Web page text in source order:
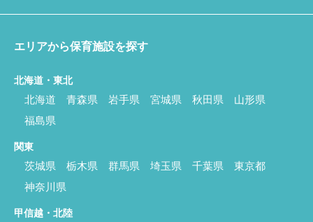
エリアから保育施設を探す
北海道・東北
北海道 青森県 岩手県 宮城県 秋田県
山形県
福島県
関東
茨城県 栃木県 群馬県 埼玉県 千葉県
東京都
神奈川県
甲信越・北陸